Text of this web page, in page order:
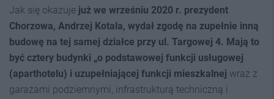
Jak się okazuje już we wrześniu 2020 r. prezydent
Chorzowa, Andrzej Kotala, wydał zgodę na zupełnie inną
budowę na tej samej działce przy ul. Targowej 4. Mają to
być cztery budynki „o podstawowej funkcji usługowej
(aparthotelu) i uzupełniającej funkcji mieszkalnej wraz z
garażami podziemnymi, infrastrukturą techniczną i